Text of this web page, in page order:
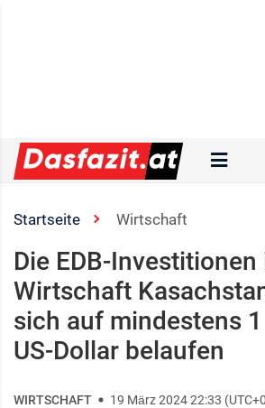
Startseite Wirtschaft
Die EDB-Investitionen
Wirtschaft
sich auf mindestens
US-Dollar belaufen
WIRTSCHAFT 19 März 2024 22:33